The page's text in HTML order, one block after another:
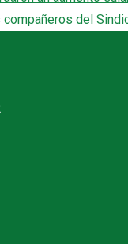
compañeros del